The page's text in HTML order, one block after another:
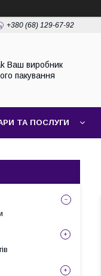
+380 (68) 129-67-92
Ваш виробник
пакування
ТА ПОСЛУГИ